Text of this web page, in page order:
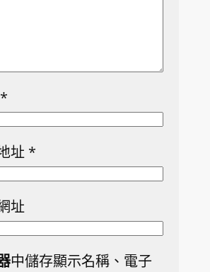
*
址 *
址
中儲存顯示名稱、電子